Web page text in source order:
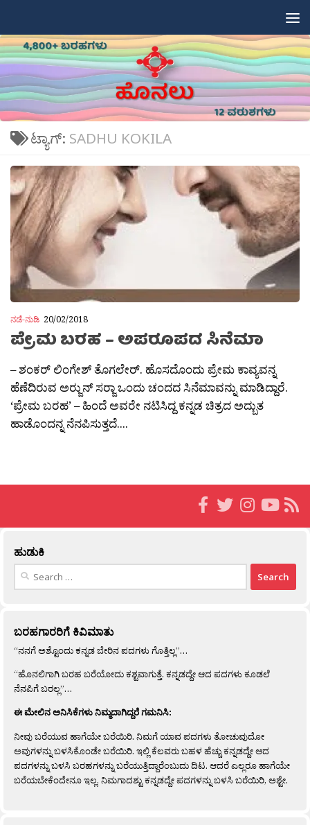
ಟ್ಯಾಗ್: SADHU KOKILA
ನಡೆ-ನುಡಿ 20/02/2018
ಪ್ರೇಮ ಬರಹ – ಅಪರೂಪದ ಸಿನೆಮಾ
– ಶಂಕರ್ ಲಿಂಗೇಶ್ ತೊಗಲೇರ್. ಹೊಸದೊಂದು ಪ್ರೇಮ ಕಾವ್ಯವನ್ನ
ಹೆಣೆದಿರುವ ಅರ‍್ಜುನ್ ಸರ‍್ಜಾ ಒಂದು ಚಂದದ ಸಿನೆಮಾವನ್ನು ಮಾಡಿದ್ದಾರೆ.
‘ಪ್ರೇಮ ಬರಹ’ – ಹಿಂದೆ ಅವರೇ ನಟಿಸಿದ್ದ ಕನ್ನಡ ಚಿತ್ರದ ಅದ್ಬುತ
ಹಾಡೊಂದನ್ನ ನೆನಪಿಸುತ್ತದೆ....
ಹುಡುಕಿ
Search
ಬರಹಗಾರರಿಗೆ ಕಿವಿಮಾತು
“ನನಗೆ ಅಶ್ಟೊಂದು ಕನ್ನಡ ಬೇರಿನ ಪದಗಳು ಗೊತ್ತಿಲ್ಲ”…
“ಹೊನಲಿಗಾಗಿ ಬರಹ ಬರೆಯೋದು ಕಶ್ಟವಾಗುತ್ತೆ. ಕನ್ನಡದ್ದೇ ಆದ ಪದಗಳು ಕೂಡಲೆ
ನೆನಪಿಗೆ ಬರಲ್ಲ”…
ಈ ಮೇಲಿನ ಅನಿಸಿಕೆಗಳು ನಿಮ್ಮದಾಗಿದ್ದರೆ ಗಮನಿಸಿ:
ನೀವು ಬರೆಯುವ ಹಾಗೆಯೇ ಬರೆಯಿರಿ. ನಿಮಗೆ ಯಾವ ಪದಗಳು ತೋಚುವುದೋ
ಅವುಗಳನ್ನು ಬಳಸಿಕೊಂಡೇ ಬರೆಯಿರಿ. ಇಲ್ಲಿ ಕೆಲವರು ಬಹಳ ಹೆಚ್ಚು ಕನ್ನಡದ್ದೇ ಆದ
ಪದಗಳನ್ನು ಬಳಸಿ ಬರಹಗಳನ್ನು ಬರೆಯುತ್ತಿದ್ದಾರೆಂಬುದು ದಿಟ. ಆದರೆ ಎಲ್ಲರೂ ಹಾಗೆಯೇ
ಬರೆಯಬೇಕೆಂದೇನೂ ಇಲ್ಲ. ನಿಮಗಾದಶ್ಟು ಕನ್ನಡದ್ದೇ ಪದಗಳನ್ನು ಬಳಸಿ ಬರೆಯಿರಿ, ಅಶ್ಟೇ.